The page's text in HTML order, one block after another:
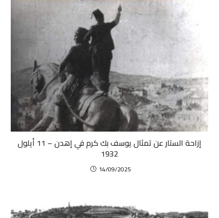
إزاحة الستار عن تمثال يوسف بك كرم في إهدن – 11 أيلول
1932
14/09/2025